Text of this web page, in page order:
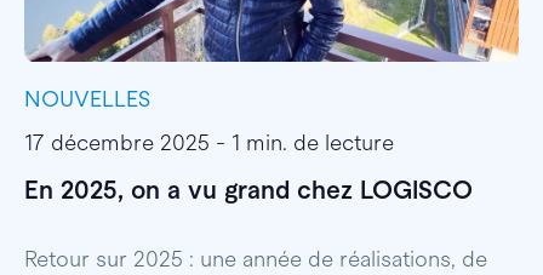
NOUVELLES
17 décembre 2025 - 1 min. de lecture
En 2025, on a vu grand chez LOGISCO
Retour sur 2025 : une année de réalisations, de